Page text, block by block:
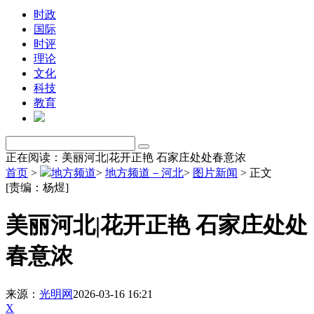
时政
国际
时评
理论
文化
科技
教育
正在阅读：美丽河北|花开正艳 石家庄处处春意浓
首页 > 地方频道> 地方频道－河北> 图片新闻 > 正文
[责编：杨煜]
美丽河北|花开正艳 石家庄处处
春意浓
来源： 光明网 2026-03-16 16:21
X